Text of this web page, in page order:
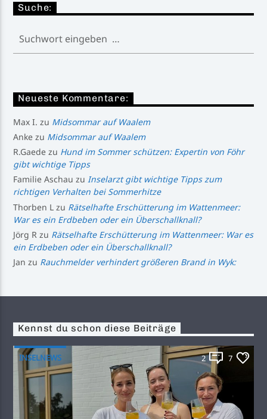
Suche:
Neueste Kommentare:
Max I. zu Midsommar auf Waalem
Anke zu Midsommar auf Waalem
R.Gaede zu Hund im Sommer schützen: Expertin von Föhr
gibt wichtige Tipps
Familie Aschau zuInselarzt gibt wichtige Tipps zum
richtigen Verhalten bei Sommerhitze
Thorben L zu Rätselhafte Erschütterung im Wattenmeer:
War es ein Erdbeben oder ein Überschallknall?
Jörg R zu Rätselhafte Erschütterung im Wattenmeer: War es
ein Erdbeben oder ein Überschallknall?
Jan zu Rauchmelder verhindert größeren Brand in Wyk:
Kennst du schon diese Beiträge
INSELNEWS 2 7